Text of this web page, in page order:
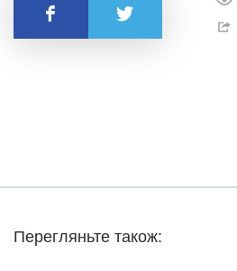
Поделиться
Перегляньте також: